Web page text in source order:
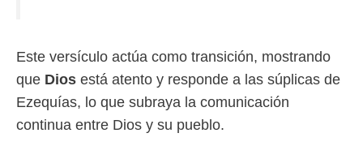
Este versículo actúa como transición, mostrando
que Dios está atento y responde a las súplicas de
Ezequías, lo que subraya la comunicación
continua entre Dios y su pueblo.